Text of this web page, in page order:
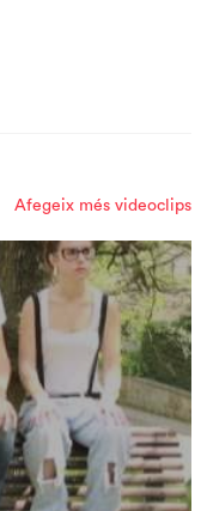
Afegeix més videoclips